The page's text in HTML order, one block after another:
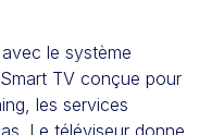
le système
TV conçue pour
les services
Le téléviseur donne